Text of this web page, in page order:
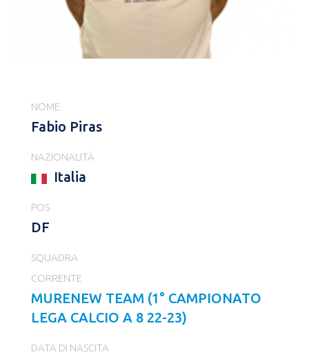
NOME
Fabio Piras
NAZIONALITÀ
Italia
POS
DF
SQUADRA
CORRENTE
MURENEW TEAM (1° CAMPIONATO
LEGA CALCIO A 8 22-23)
DATA DI NASCITA